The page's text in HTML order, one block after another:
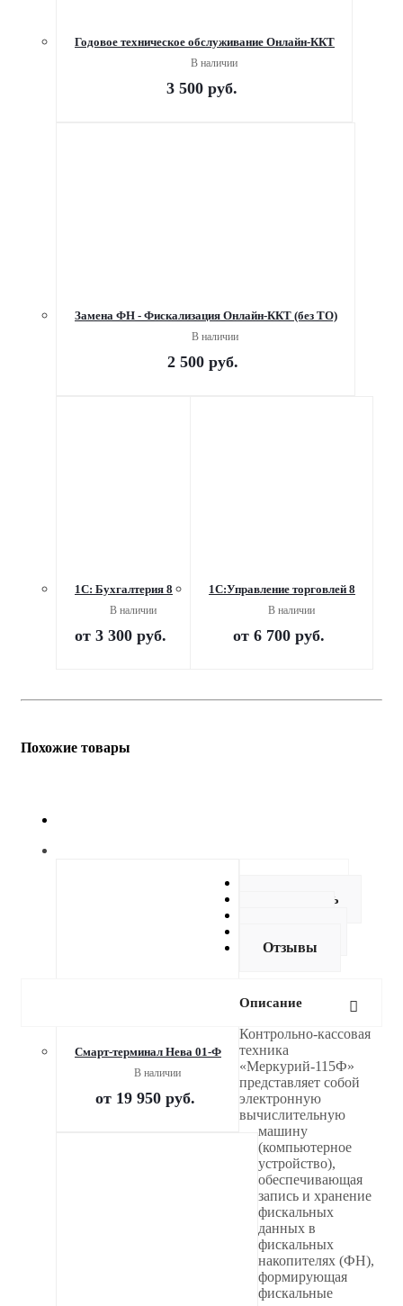
Годовое техническое обслуживание Онлайн-ККТ
В наличии
3 500руб.
Замена ФН - Фискализация Онлайн-ККТ (без ТО)
В наличии
2 500 руб.
1С: Бухгалтерия 8
В наличии
от 3 300 руб.
1С:Управление торговлей 8
В наличии
от 6 700 руб.
Похожие товары
Смарт-терминал Нева 01-Ф
В наличии
от 19 950 руб.
Как купить
Отзывы
Описание
Контрольно-кассовая
техника
«Меркурий-115Ф»
представляет собой
электронную
вычислительную
машину
(компьютерное
устройство),
обеспечивающая
запись и хранение
фискальных
данных в
фискальных
накопителях (ФН),
формирующая
фискальные